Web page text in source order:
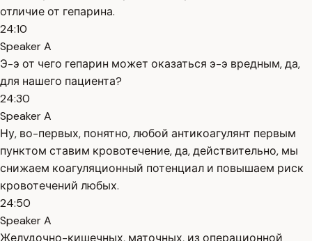
отличие от гепарина.
24:10
Speaker A
Э-э от чего гепарин может оказаться э-э вредным, да,
для нашего пациента?
24:30
Speaker A
Ну, во-первых, понятно, любой антикоагулянт первым
пунктом ставим кровотечение, да, действительно, мы
снижаем коагуляционный потенциал и повышаем риск
кровотечений любых.
24:50
Speaker A
Желудочно-кишечных, маточных, из операционной